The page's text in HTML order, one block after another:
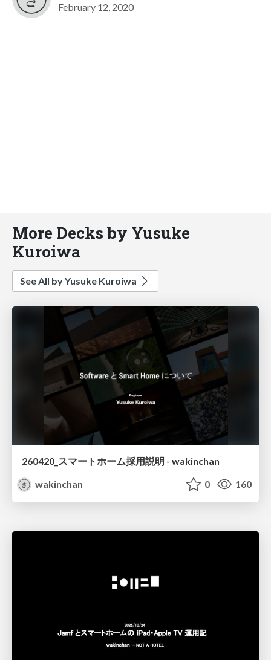
February 12, 2020
More Decks by Yusuke
Kuroiwa
See All by Yusuke Kuroiwa
260420_スマートホーム採用説明 - wakinchan
wakinchan
0 160